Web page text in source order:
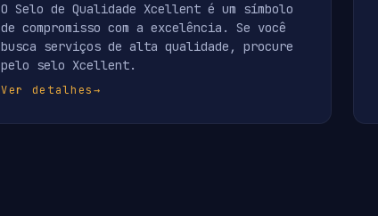
O Selo de Qualidade Xcellent é um símbolo
de compromisso com a excelência. Se você
busca serviços de alta qualidade, procure
pelo selo Xcellent.
Ver detalhes→